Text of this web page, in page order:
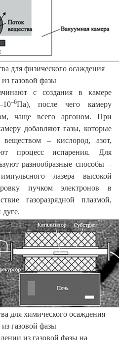
для физического осаждения
газовой фазы
с создания в камере
–6Па), после чего камеру
чаще всего аргоном. При
добавляют газы, которые
– кислород, азот,
процесс испарения. Для
разнообразные способы –
лазера высокой
пучком электронов в
газоразрядной плазмой,
дуге.
для химического осаждения
газовой фазы
из газовой фазы на